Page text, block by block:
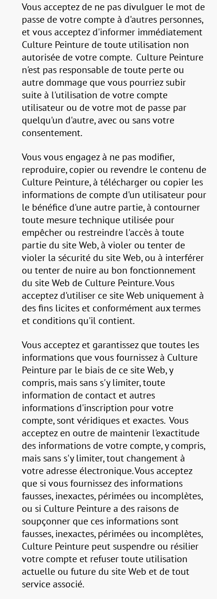
Vous acceptez de ne pas divulguer le mot de
passe de votre compte à d'autres personnes,
et vous acceptez d'informer immédiatement
Culture Peinture de toute utilisation non
autorisée de votre compte. Culture Peinture
n'est pas responsable de toute perte ou
autre dommage que vous pourriez subir
suite à l'utilisation de votre compte
utilisateur ou de votre mot de passe par
quelqu'un d'autre, avec ou sans votre
consentement.
Vous vous engagez à ne pas modifier,
reproduire, copier ou revendre le contenu de
Culture Peinture, à télécharger ou copier les
informations de compte d'un utilisateur pour
le bénéfice d'une autre partie, à contourner
toute mesure technique utilisée pour
empêcher ou restreindre l'accès à toute
partie du site Web, à violer ou tenter de
violer la sécurité du site Web, ou à interférer
ou tenter de nuire au bon fonctionnement
du site Web de Culture Peinture. Vous
acceptez d'utiliser ce site Web uniquement à
des fins licites et conformément aux termes
et conditions qu'il contient.
Vous acceptez et garantissez que toutes les
informations que vous fournissez à Culture
Peinture par le biais de ce site Web, y
compris, mais sans s'y limiter, toute
information de contact et autres
informations d'inscription pour votre
compte, sont véridiques et exactes. Vous
acceptez en outre de maintenir l'exactitude
des informations de votre compte, y compris,
mais sans s'y limiter, tout changement à
votre adresse électronique. Vous acceptez
que si vous fournissez des informations
fausses, inexactes, périmées ou incomplètes,
ou si Culture Peinture a des raisons de
soupçonner que ces informations sont
fausses, inexactes, périmées ou incomplètes,
Culture Peinture peut suspendre ou résilier
votre compte et refuser toute utilisation
actuelle ou future du site Web et de tout
service associé.